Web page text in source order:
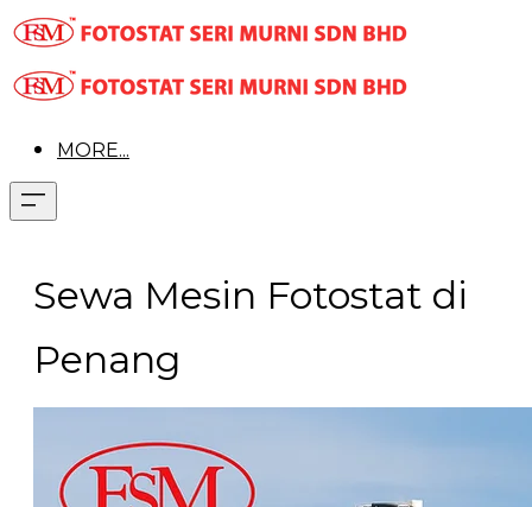
MORE...
Sewa Mesin Fotostat di
Penang